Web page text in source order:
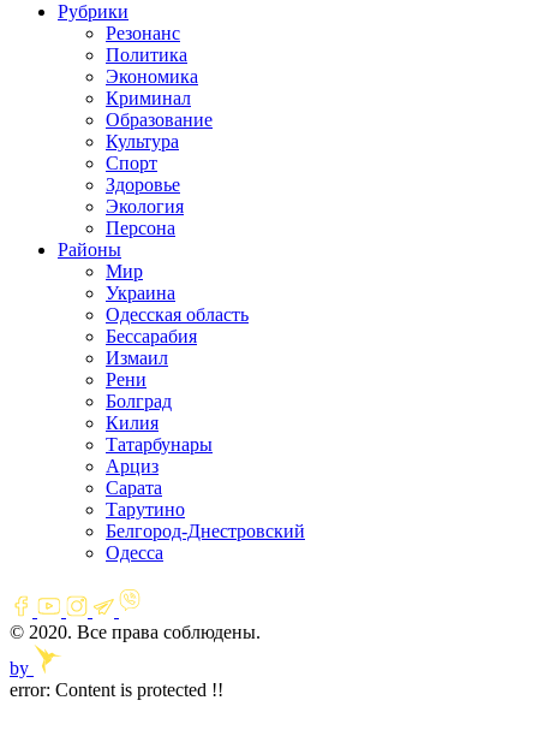
Рубрики
Резонанс
Политика
Экономика
Криминал
Образование
Культура
Спорт
Здоровье
Экология
Персона
Районы
Мир
Украина
Одесская область
Бессарабия
Измаил
Рени
Болград
Килия
Татарбунары
Арциз
Сарата
Тарутино
Белгород-Днестровский
Одесса
© 2020. Все права соблюдены.
by
error: Content is protected !!